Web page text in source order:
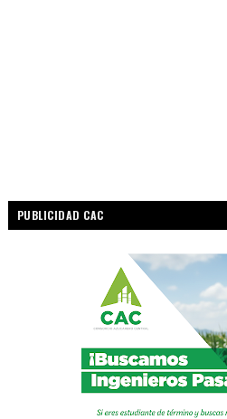
PUBLICIDAD CAC